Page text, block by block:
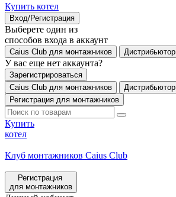
Купить котел
Вход/Регистрация
Выберете один из
способов входа в аккаунт
Caius Club для монтажников Дистрибьютор
У вас еще нет аккаунта?
Зарегистрироваться
Caius Club для монтажников
Дистрибьютор
Регистрация для монтажников
Купить
котел
Клуб монтажников Caius Club
Регистрация
для монтажников